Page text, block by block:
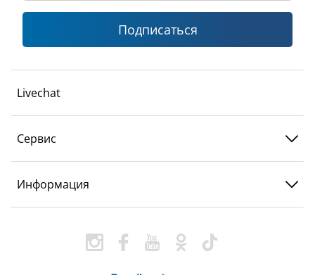
Подписаться
Livechat
Сервис
Информация